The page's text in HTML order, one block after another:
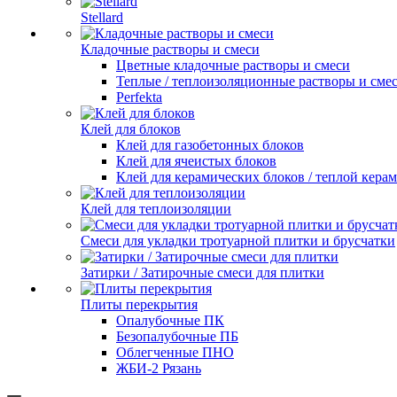
Stellard
Кладочные растворы и смеси
Цветные кладочные растворы и смеси
Теплые / теплоизоляционные растворы и
Perfekta
Клей для блоков
Клей для газобетонных блоков
Клей для ячеистых блоков
Клей для керамических блоков / теплой
Клей для теплоизоляции
Смеси для укладки тротуарной плитки и брусчатки
Затирки / Затирочные смеси для плитки
Плиты перекрытия
Опалубочные ПК
Безопалубочные ПБ
Облегченные ПНО
ЖБИ-2 Рязань